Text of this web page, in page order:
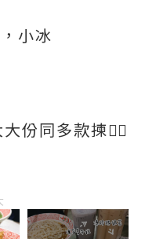
小冰
份同多款揀👍🏻